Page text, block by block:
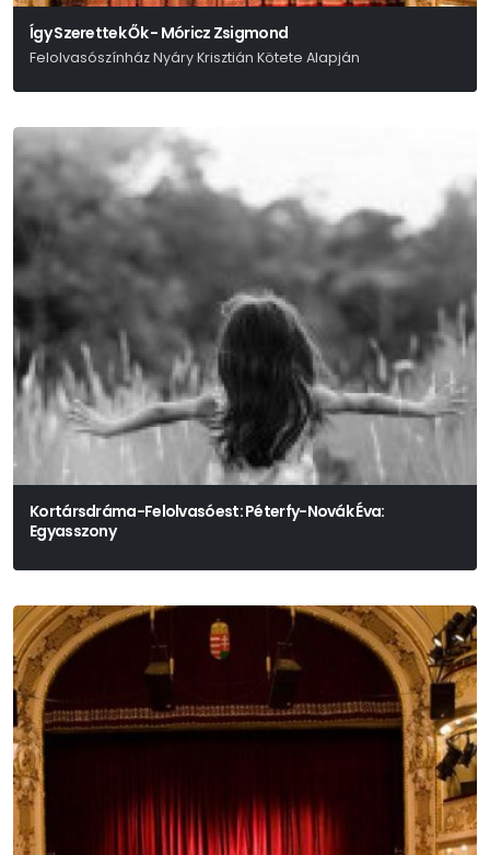
Így Szerettek Ők - Móricz Zsigmond
Felolvasószínház Nyáry Krisztián Kötete Alapján
Kortársdráma-Felolvasóest: Péterfy-Novák Éva:
Egyasszony